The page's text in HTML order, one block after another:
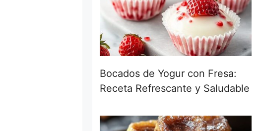
Bocados de Yogur con Fresa:
Receta Refrescante y Saludable